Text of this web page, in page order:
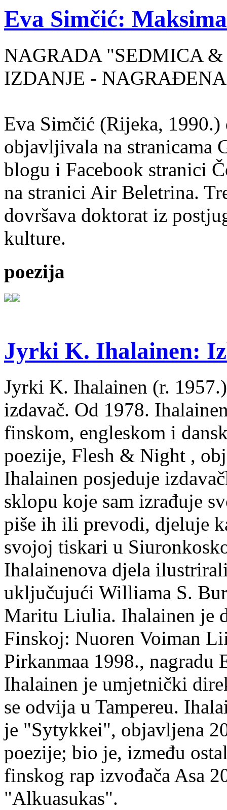
Eva Simčić:
NAGRADA "SEDMICA
IZDANJE -
Eva Simčić (Rijeka, 1990.)
objavljivala na stranicama
blogu i Facebook stranici
na stranici Air Beletrina.
dovršava doktorat iz
kulture.
poezija
Jyrki K. Ihalainen:
Jyrki K. Ihalainen (r.
izdavač. Od 1978.
finskom, engleskom i
poezije, Flesh & Night ,
Ihalainen posjeduje
sklopu koje sam izrađuje
piše ih ili prevodi, djeluje
svojoj tiskari u
Ihalainenova djela
uključujući Williama S.
Maritu Liulia. Ihalainen je
Finskoj: Nuoren Voiman
Pirkanmaa 1998.,
Ihalainen je umjetnički
se odvija u Tampereu.
je "Sytykkei", objavljena
poezije; bio je, između
finskog rap izvođača Asa
"Alkuasukas".